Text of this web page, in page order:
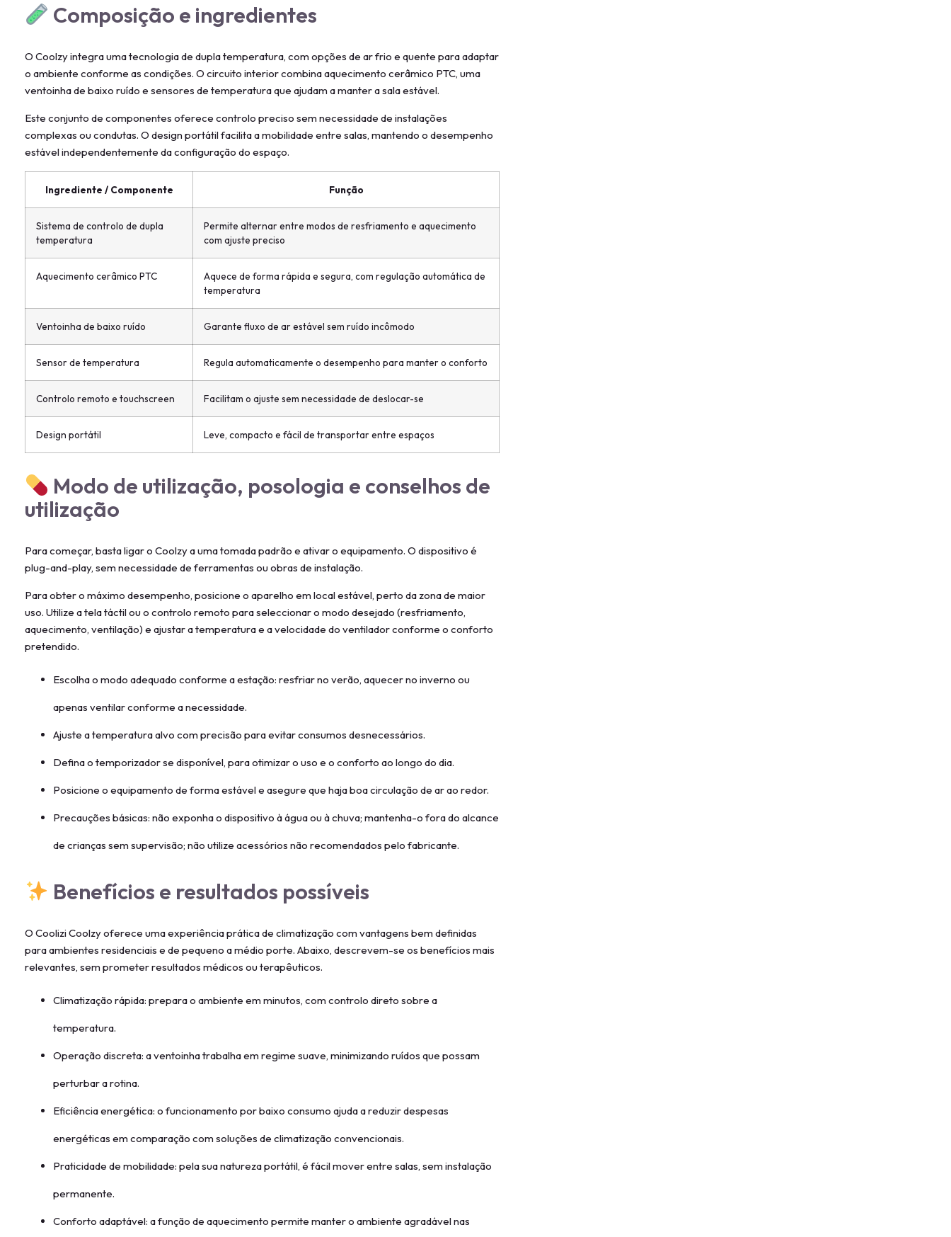
Composição e ingredientes
O Coolzy integra uma tecnologia de dupla temperatura, com opções de ar frio e quente para adaptar
o ambiente conforme as condições. O circuito interior combina aquecimento cerâmico PTC, uma
ventoinha de baixo ruído e sensores de temperatura que ajudam a manter a sala estável.
Este conjunto de componentes oferece controlo preciso sem necessidade de instalações
complexas ou condutas. O design portátil facilita a mobilidade entre salas, mantendo o desempenho
estável independentemente da configuração do espaço.
Ingrediente / Componente Função
Sistema de controlo de dupla
temperatura
Permite alternar entre modos de resfriamento e aquecimento
com ajuste preciso
Aquecimento cerâmico PTC
Aquece de forma rápida e segura, com regulação automática de
temperatura
Ventoinha de baixo ruído Garante fluxo de ar estável sem ruído incômodo
Sensor de temperatura Regula automaticamente o desempenho para manter o conforto
Controlo remoto e touchscreen Facilitam o ajuste sem necessidade de deslocar-se
Design portátil Leve, compacto e fácil de transportar entre espaços
Modo de utilização, posologia e conselhos de
utilização
Para começar, basta ligar o Coolzy a uma tomada padrão e ativar o equipamento. O dispositivo é
plug-and-play, sem necessidade de ferramentas ou obras de instalação.
Para obter o máximo desempenho, posicione o aparelho em local estável, perto da zona de maior
uso. Utilize a tela táctil ou o controlo remoto para seleccionar o modo desejado (resfriamento,
aquecimento, ventilação) e ajustar a temperatura e a velocidade do ventilador conforme o conforto
pretendido.
Escolha o modo adequado conforme a estação: resfriar no verão, aquecer no inverno ou
apenas ventilar conforme a necessidade.
Ajuste a temperatura alvo com precisão para evitar consumos desnecessários.
Defina o temporizador se disponível, para otimizar o uso e o conforto ao longo do dia.
Posicione o equipamento de forma estável e asegure que haja boa circulação de ar ao redor.
Precauções básicas: não exponha o dispositivo à água ou à chuva; mantenha-o fora do alcance
de crianças sem supervisão; não utilize acessórios não recomendados pelo fabricante.
Benefícios e resultados possíveis
O Coolizi Coolzy oferece uma experiência prática de climatização com vantagens bem definidas
para ambientes residenciais e de pequeno a médio porte. Abaixo, descrevem-se os benefícios mais
relevantes, sem prometer resultados médicos ou terapêuticos.
Climatização rápida: prepara o ambiente em minutos, com controlo direto sobre a
temperatura.
Operação discreta: a ventoinha trabalha em regime suave, minimizando ruídos que possam
perturbar a rotina.
Eficiência energética: o funcionamento por baixo consumo ajuda a reduzir despesas
energéticas em comparação com soluções de climatização convencionais.
Praticidade de mobilidade: pela sua natureza portátil, é fácil mover entre salas, sem instalação
permanente.
Conforto adaptável: a função de aquecimento permite manter o ambiente agradável nas